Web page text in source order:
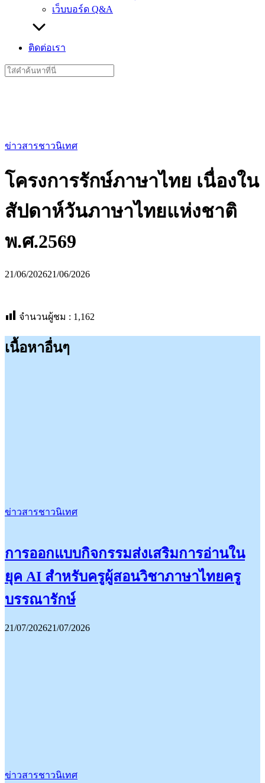
เว็บบอร์ด Q&A
ติดต่อเรา
Search
for:
ข่าวสารชาวนิเทศ
โครงการรักษ์ภาษาไทย เนื่องใน
สัปดาห์วันภาษาไทยแห่งชาติ
พ.ศ.2569
21/06/202621/06/2026
จำนวนผู้ชม : 1,162
เนื้อหาอื่นๆ
ข่าวสารชาวนิเทศ
การออกแบบกิจกรรมส่งเสริมการอ่านใน
ยุค AI สำหรับครูผู้สอนวิชาภาษาไทยครู
บรรณารักษ์
21/07/202621/07/2026
ข่าวสารชาวนิเทศ